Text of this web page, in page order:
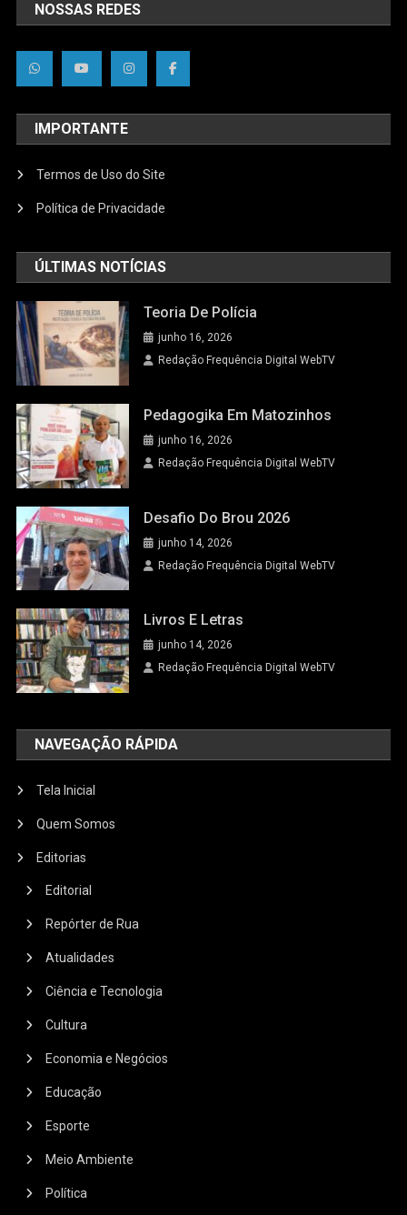
NOSSAS REDES
IMPORTANTE
Termos de Uso do Site
Política de Privacidade
ÚLTIMAS NOTÍCIAS
Teoria De Polícia
junho 16, 2026
Redação Frequência Digital WebTV
Pedagogika Em Matozinhos
junho 16, 2026
Redação Frequência Digital WebTV
Desafio Do Brou 2026
junho 14, 2026
Redação Frequência Digital WebTV
Livros E Letras
junho 14, 2026
Redação Frequência Digital WebTV
NAVEGAÇÃO RÁPIDA
Tela Inicial
Quem Somos
Editorias
Editorial
Repórter de Rua
Atualidades
Ciência e Tecnologia
Cultura
Economia e Negócios
Educação
Esporte
Meio Ambiente
Política